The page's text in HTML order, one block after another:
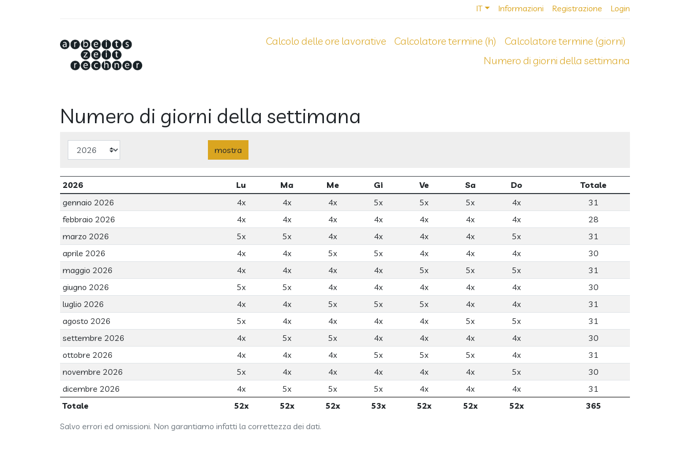
IT Informazioni Registrazione Login
Calcolo delle ore lavorative Calcolatore termine (h)
Calcolatore termine (giorni)
Numero di giorni della settimana
Numero di giorni della settimana
Salvo errori ed omissioni. Non garantiamo infatti la correttezza dei dati.
2026 Lu Ma Me Gi Ve Sa Do
Totale
gennaio 2026
4x 4x 4x 5x 5x 5x 4x
31
febbraio 2026
4x 4x 4x 4x 4x 4x 4x
28
marzo 2026
5x 5x 4x 4x 4x 4x 5x
31
aprile 2026
4x 4x 5x 5x 4x 4x 4x
30
maggio 2026
4x 4x 4x 4x 5x 5x 5x
31
giugno 2026
5x 5x 4x 4x 4x 4x 4x
30
luglio 2026
4x 4x 5x 5x 5x 4x 4x
31
agosto 2026
5x 4x 4x 4x 4x 5x 5x
31
settembre 2026
4x 5x 5x 4x 4x 4x 4x
30
ottobre 2026
4x 4x 4x 5x 5x 5x 4x
31
novembre 2026
5x 4x 4x 4x 4x 4x 5x
30
dicembre 2026
4x 5x 5x 5x 4x 4x 4x
31
Totale
52x 52x 52x 53x 52x 52x 52x 365